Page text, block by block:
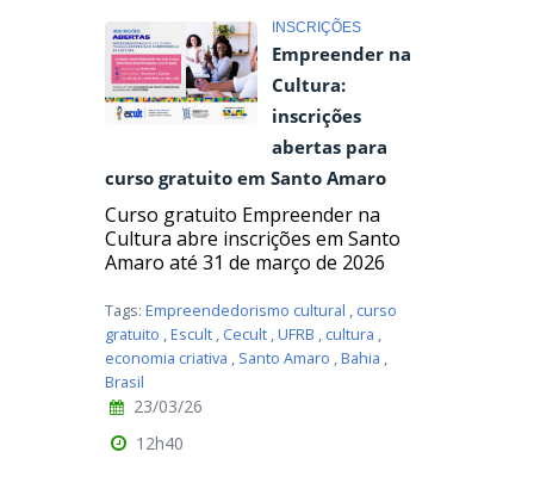
INSCRIÇÕES
Empreender na
Cultura:
inscrições
abertas para
curso gratuito em Santo Amaro
Curso gratuito Empreender na
Cultura abre inscrições em Santo
Amaro até 31 de março de 2026
Tags: Empreendedorismo cultural , curso
gratuito ,Escult , Cecult ,UFRB , cultura ,
economia criativa , Santo Amaro ,Bahia ,
Brasil
23/03/26
12h40